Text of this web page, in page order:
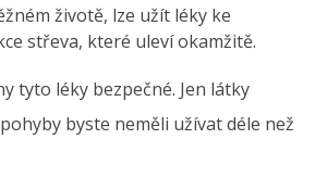
životě, lze užít léky ke
střeva, které uleví okamžitě.
tyto léky bezpečné. Jen látky
byste neměli užívat déle než